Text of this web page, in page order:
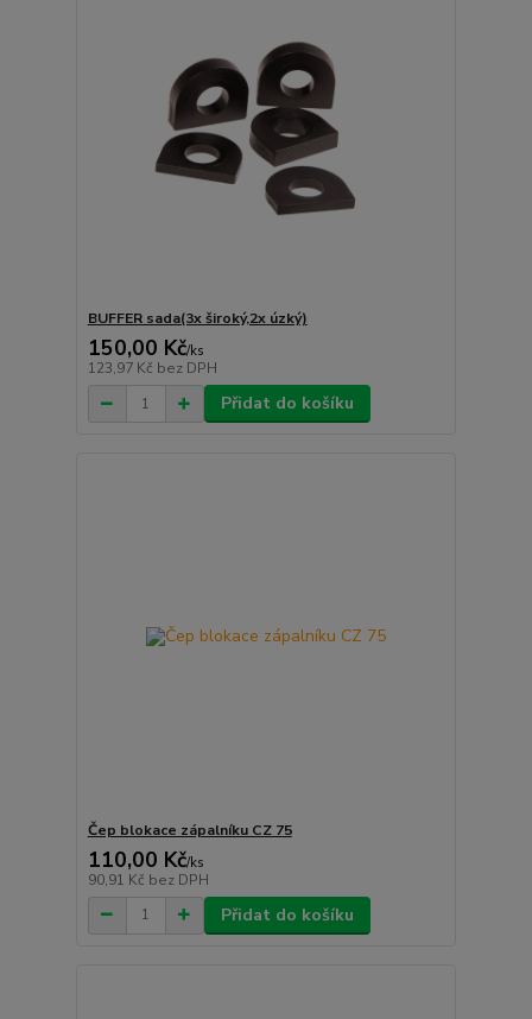
BUFFER sada(3x široký,2x úzký)
150,00 Kč/ks
123,97 Kč bez DPH
Přidat do košíku
Čep blokace zápalníku CZ 75
110,00 Kč/ks
90,91 Kč bez DPH
Přidat do košíku